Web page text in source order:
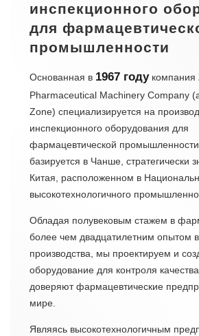
инспекционного
для
промышленности
Основанная в 1967 годукомпания
Pharmaceutical Machinery Company
Zone) специализируется на
инспекционного оборудования для
фармацевтической
базируется в Чанше, стратегически
Китая, расположенном в
высокотехнологичного
Обладая полувековым стажем в
более чем двадцатилетним опытом
производства, мы проектируем и
оборудование для контроля
доверяют фармацевтические
мире.
Являясь высокотехнологичным